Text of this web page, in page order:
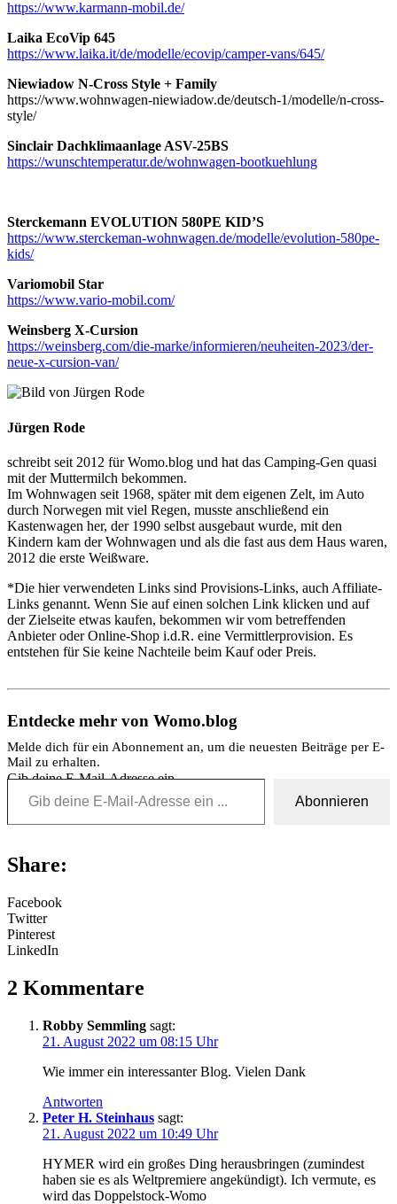
https://www.karmann-mobil.de/
Laika EcoVip 645
https://www.laika.it/de/modelle/ecovip/camper-vans/645/
Niewiadow N-Cross Style + Family
https://www.wohnwagen-niewiadow.de/deutsch-1/modelle/n-cross-
style/
Sinclair Dachklimaanlage ASV-25BS
https://wunschtemperatur.de/wohnwagen-bootkuehlung
Sterckemann EVOLUTION 580PE KID’S
https://www.sterckeman-wohnwagen.de/modelle/evolution-580pe-
kids/
Variomobil Star
https://www.vario-mobil.com/
Weinsberg X-Cursion
https://weinsberg.com/die-marke/informieren/neuheiten-2023/der-
neue-x-cursion-van/
Jürgen Rode
schreibt seit 2012 für Womo.blog und hat das Camping-Gen quasi
mit der Muttermilch bekommen.
Im Wohnwagen seit 1968, später mit dem eigenen Zelt, im Auto
durch Norwegen mit viel Regen, musste anschließend ein
Kastenwagen her, der 1990 selbst ausgebaut wurde, mit den
Kindern kam der Wohnwagen und als die fast aus dem Haus waren,
2012 die erste Weißware.
*Die hier verwendeten Links sind Provisions-Links, auch Affiliate-
Links genannt. Wenn Sie auf einen solchen Link klicken und auf
der Zielseite etwas kaufen, bekommen wir vom betreffenden
Anbieter oder Online-Shop i.d.R. eine Vermittlerprovision. Es
entstehen für Sie keine Nachteile beim Kauf oder Preis.
Entdecke mehr von Womo.blog
Melde dich für ein Abonnement an, um die neuesten Beiträge per E-
Mail zu erhalten.
Gib deine E-Mail-Adresse ein ...
Abonnieren
Share:
Facebook
Twitter
Pinterest
LinkedIn
2 Kommentare
Robby Semmling sagt:
21. August 2022 um 08:15 Uhr
Wie immer ein interessanter Blog. Vielen Dank
Antworten
Peter H. Steinhaus sagt:
21. August 2022 um 10:49 Uhr
HYMER wird ein großes Ding herausbringen (zumindest
haben sie es als Weltpremiere angekündigt). Ich vermute, es
wird das Doppelstock-Womo